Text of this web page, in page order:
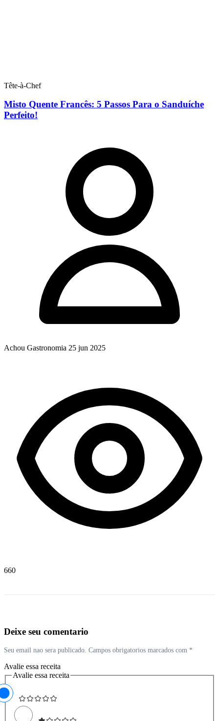
Tête-à-Chef
Misto Quente Francês: 5 Passos Para o Sanduíche
Perfeito!
Achou Gastronomia 25 jun 2025
660
Deixe seu comentario
Seu email nao sera publicado. Campos obrigatorios marcados com *
Avalie essa receita
Avalie essa receita